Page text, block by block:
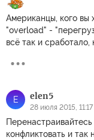
Американцы, кого вы
"overload" -
всё так и сработало,
E elen5
28 июля 2015, 11:17
конфликтовать и